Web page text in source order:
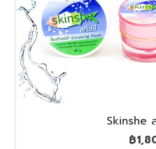
Skinshe
฿